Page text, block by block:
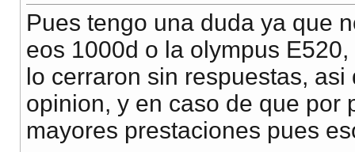
Pues tengo una duda ya que
eos 1000d o la olympus
lo cerraron sin respuestas,
opinion, y en caso de que por
mayores prestaciones pues